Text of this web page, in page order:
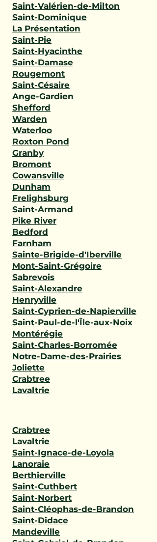
Saint-Valérien-de-Milton
Saint-Dominique
La Présentation
Saint-Pie
Saint-Hyacinthe
Saint-Damase
Rougemont
Saint-Césaire
Ange-Gardien
Shefford
Warden
Waterloo
Roxton Pond
Granby
Bromont
Cowansville
Dunham
Frelighsburg
Saint-Armand
Pike River
Bedford
Farnham
Sainte-Brigide-d'Iberville
Mont-Saint-Grégoire
Sabrevois
Saint-Alexandre
Henryville
Saint-Cyprien-de-Napierville
Saint-Paul-de-l'Île-aux-Noix
Montérégie
Saint-Charles-Borromée
Notre-Dame-des-Prairies
Joliette
Crabtree
Lavaltrie
Crabtree
Lavaltrie
Saint-Ignace-de-Loyola
Lanoraie
Berthierville
Saint-Cuthbert
Saint-Norbert
Saint-Cléophas-de-Brandon
Saint-Didace
Mandeville